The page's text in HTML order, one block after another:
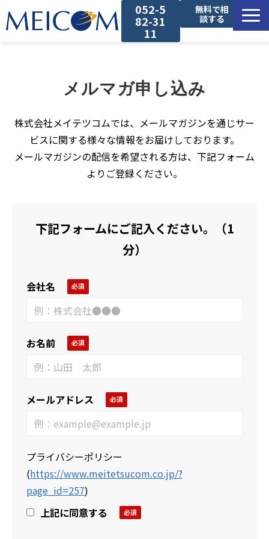
052-5
82-31
11
無料で相
談する
セミナー
コラム
メルマガ申し込み
株式会社メイテツコムでは、メールマガジンを通じサー
ビスに関する様々な情報をお届けしております。
メールマガジンの配信を希望される方は、下記フォーム
よりご登録ください。
下記フォームにご記入ください。（1
分）
会社名
お名前
メールアドレス
プライバシーポリシー
(https://www.meitetsucom.co.jp/?
page_id=257)
上記に同意する